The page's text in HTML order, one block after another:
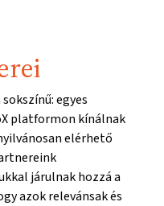
egyes
platformon kínálnak
elérhető
járulnak hozzá a
azok relevánsak és